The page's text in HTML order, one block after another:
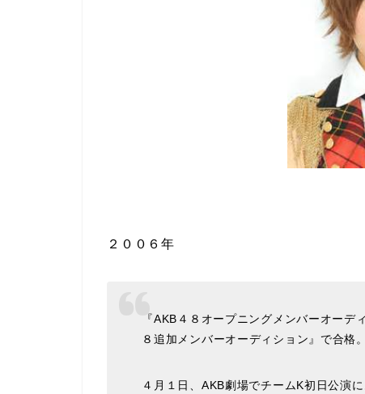
２００６年
『AKB４８オープニングメンバーオー
８追加メンバーオーディション』で合格。
４月１日、AKB劇場でチームK初日公演